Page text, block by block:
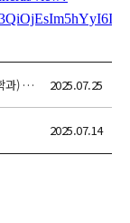
[부고] 김중배 교수(고려대 화공생명공학과) 빙모상 2025.07.25
2025.07.14